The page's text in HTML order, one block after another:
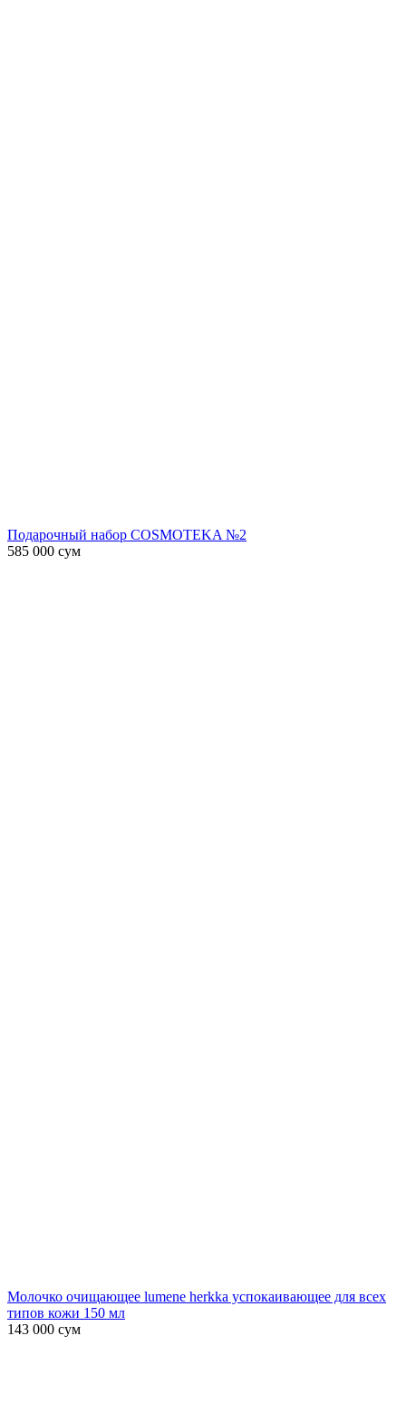
Подарочный набор COSMOTEKA №2
585 000 сум
Молочко очищающее lumene herkka успокаивающее для всех
типов кожи 150 мл
143 000 сум